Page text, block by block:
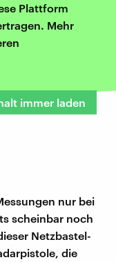
Plattform
Mehr
immer laden
nur bei
scheinbar noch
Netzbastel-
die